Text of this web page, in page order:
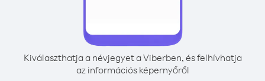
Kiválaszthatja a névjegyet a Viberben, és felhívhatja
az információs képernyőről